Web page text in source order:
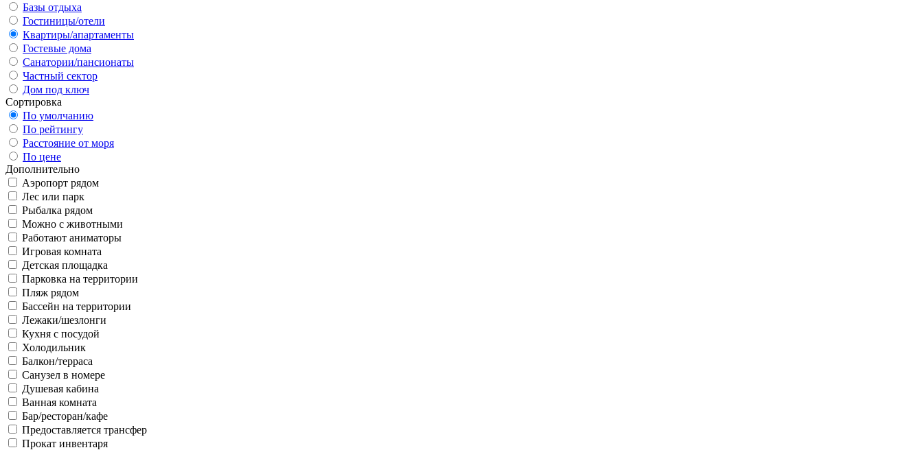
Базы отдыха
Гостиницы/отели
Квартиры/апартаменты
Гостевые дома
Санатории/пансионаты
Частный сектор
Дом под ключ
Сортировка
По умолчанию
По рейтингу
Расстояние от моря
По цене
Дополнительно
Аэропорт рядом
Лес или парк
Рыбалка рядом
Можно с животными
Работают аниматоры
Игровая комната
Детская площадка
Парковка на территории
Пляж рядом
Бассейн на территории
Лежаки/шезлонги
Кухня с посудой
Холодильник
Балкон/терраса
Санузел в номере
Душевая кабина
Ванная комната
Бар/ресторан/кафе
Предоставляется трансфер
Прокат инвентаря